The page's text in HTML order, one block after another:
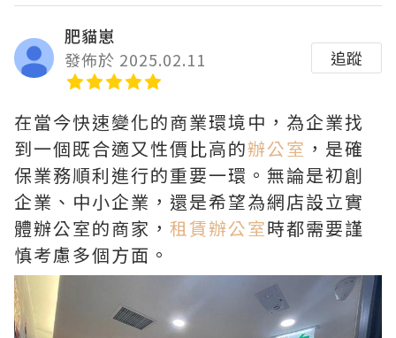
肥貓崽
發佈於 2025.02.11
追蹤
在當今快速變化的商業環境中，為企業找
到一個既合適又性價比高的辦公室 ，是確
保業務順利進行的重要一環。無論是初創
企業、中小企業，還是希望為網店設立實
體辦公室的商家， 租賃辦公室時都需要謹
慎考慮多個方面。